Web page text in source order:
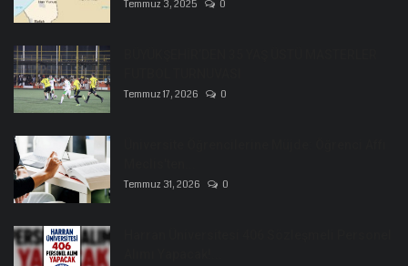
Temmuz 3, 2025 0
Temmuz 17, 2026 0
Temmuz 31, 2026 0